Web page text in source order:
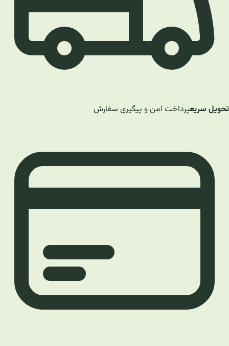
تحویل سریعپرداخت امن و پیگیری سفارش